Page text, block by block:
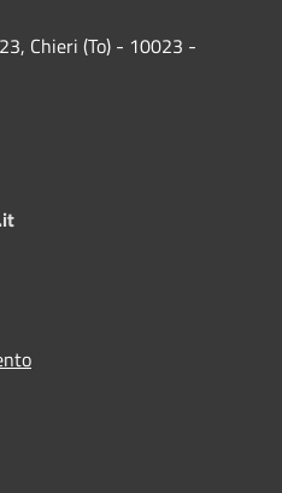
Chieri (To) - 10023 -